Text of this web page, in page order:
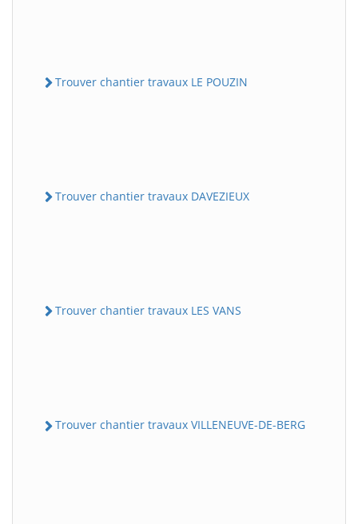
Trouver chantier travaux LE POUZIN
Trouver chantier travaux DAVEZIEUX
Trouver chantier travaux LES VANS
Trouver chantier travaux VILLENEUVE-DE-BERG